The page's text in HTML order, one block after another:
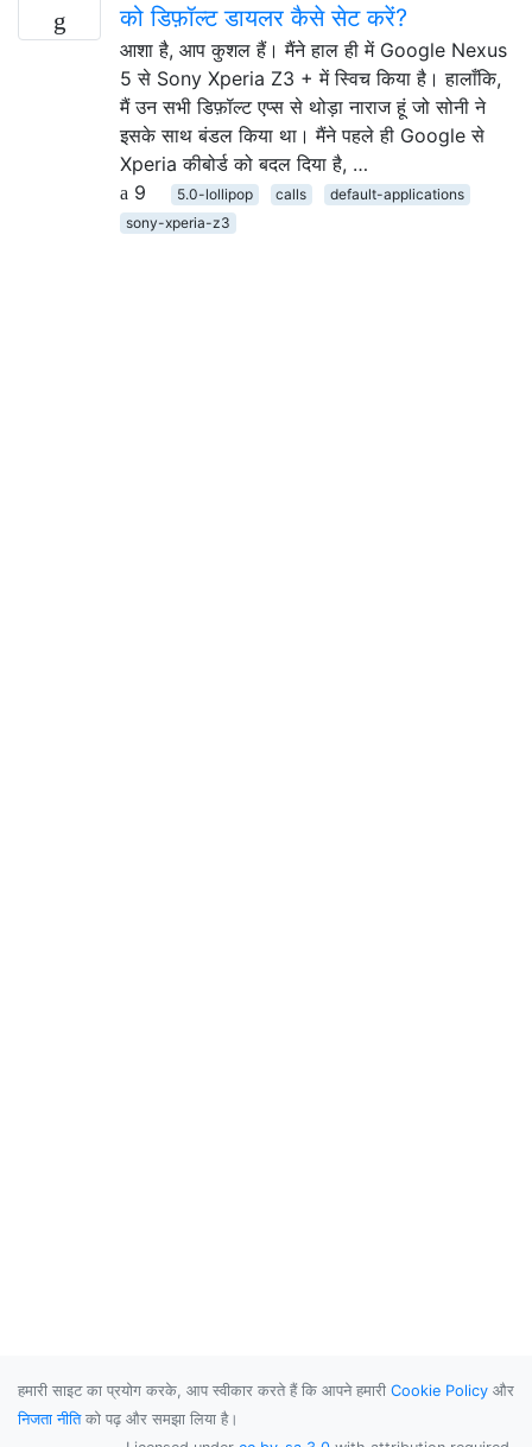
को डिफ़ॉल्ट डायलर कैसे सेट करें?
आशा है, आप कुशल हैं। मैंने हाल ही में Google Nexus
5 से Sony Xperia Z3 + में स्विच किया है। हालाँकि,
मैं उन सभी डिफ़ॉल्ट एप्स से थोड़ा नाराज हूं जो सोनी ने
इसके साथ बंडल किया था। मैंने पहले ही Google से
Xperia कीबोर्ड को बदल दिया है, …
9
5.0-lollipop calls
default-applications
sony-xperia-z3
हमारी साइट का प्रयोग करके, आप स्वीकार करते हैं कि आपने हमारी Cookie Policy और
निजता नीतिको पढ़ और समझा लिया है।